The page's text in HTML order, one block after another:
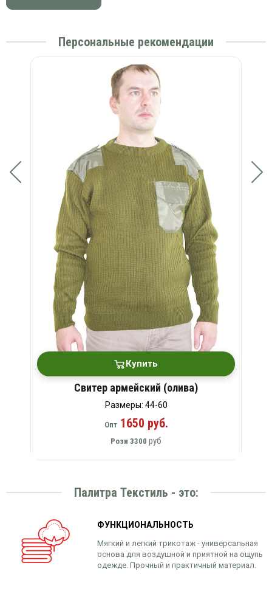
Персональные рекомендации
Купить
Свитер армейский (олива)
Размеры: 44-60
Опт1650 руб.
Розн 3300 руб
Палитра Текстиль - это:
ФУНКЦИОНАЛЬНОСТЬ
Мягкий и легкий трикотаж - универсальная
основа для воздушной и приятной на ощупь
одежде. Прочный и практичный материал.